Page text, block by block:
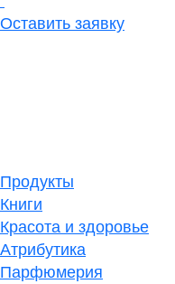
Оставить заявку
Продукты
Книги
Красота и здоровье
Атрибутика
Парфюмерия